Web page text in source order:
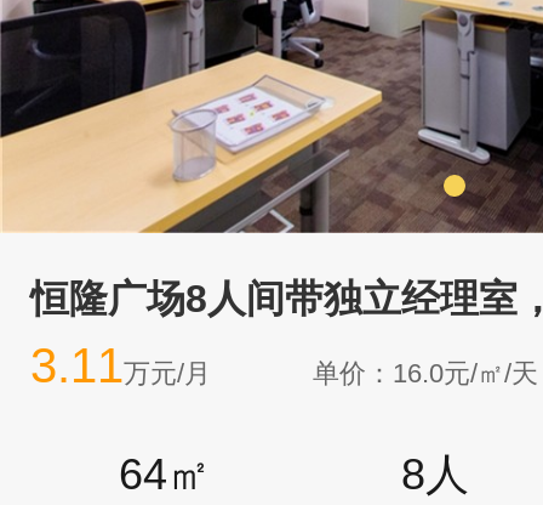
恒隆广场8人间带独立经理室
3.11万元/月 单价：16.0元/㎡/天
64㎡ 8人